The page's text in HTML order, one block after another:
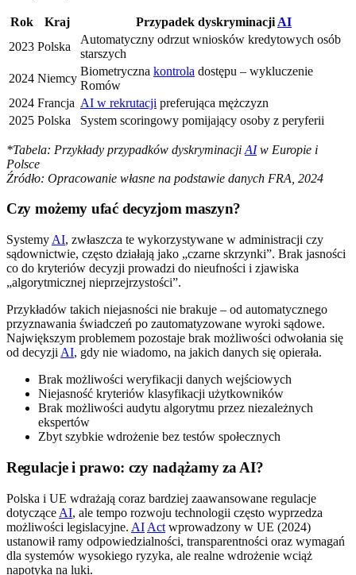
Rok Kraj Przypadek dyskryminacji AI
2023 Polska
Automatyczny odrzut wniosków kredytowych osób
starszych
2024 Niemcy
Biometryczna kontrola dostępu – wykluczenie
Romów
2024 Francja AI w rekrutacji preferująca mężczyzn
2025 Polska System scoringowy pomijający osoby z peryferii
*Tabela: Przykłady przypadków dyskryminacji AIw Europie i
Polsce
Źródło: Opracowanie własne na podstawie danych FRA, 2024
Czy możemy ufać decyzjom maszyn?
Systemy AI, zwłaszcza te wykorzystywane w administracji czy
sądownictwie, często działają jako „czarne skrzynki”. Brak jasności
co do kryteriów decyzji prowadzi do nieufności i zjawiska
„algorytmicznej nieprzejrzystości”.
Przykładów takich niejasności nie brakuje – od automatycznego
przyznawania świadczeń po zautomatyzowane wyroki sądowe.
Największym problemem pozostaje brak możliwości odwołania się
od decyzji AI, gdy nie wiadomo, na jakich danych się opierała.
Brak możliwości weryfikacji danych wejściowych
Niejasność kryteriów klasyfikacji użytkowników
Brak możliwości audytu algorytmu przez niezależnych
ekspertów
Zbyt szybkie wdrożenie bez testów społecznych
Regulacje i prawo: czy nadążamy za AI?
Polska i UE wdrażają coraz bardziej zaawansowane regulacje
dotyczące AI, ale tempo rozwoju technologii często wyprzedza
możliwości legislacyjne. AI Act wprowadzony w UE (2024)
ustanowił ramy odpowiedzialności, transparentności oraz wymagań
dla systemów wysokiego ryzyka, ale realne wdrożenie wciąż
napotyka na luki.